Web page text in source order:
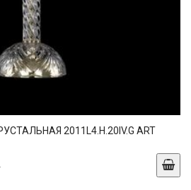
2011L4.H.20IV.G ART